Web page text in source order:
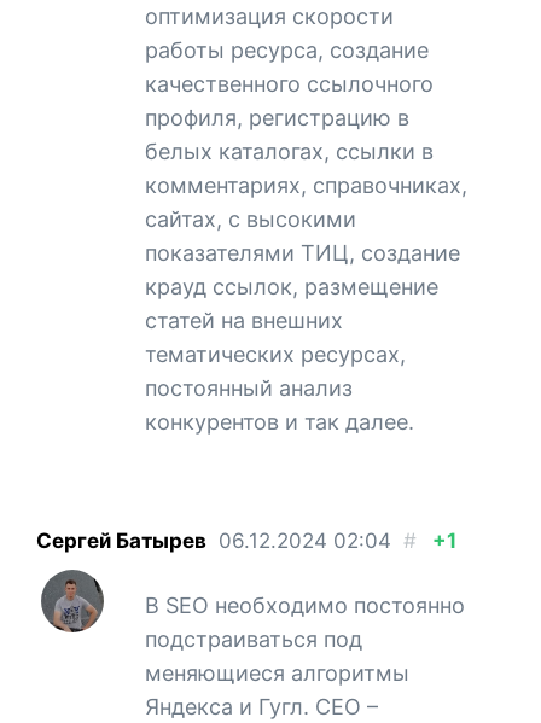
оптимизация скорости
работы ресурса, создание
качественного ссылочного
профиля, регистрацию в
белых каталогах, ссылки в
комментариях, справочниках,
сайтах, с высокими
показателями ТИЦ, создание
крауд ссылок, размещение
статей на внешних
тематических ресурсах,
постоянный анализ
конкурентов и так далее.
Сергей Батырев 06.12.2024 02:04 # +1
В SEO необходимо постоянно
подстраиваться под
меняющиеся алгоритмы
Яндекса и Гугл. СЕО –